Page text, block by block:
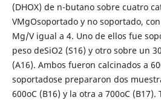
(DHOX) de n-butano sobre cuatro
VMgOsoportado y no soportado,
Mg/V igual a 4. Uno de ellos fue
peso deSiO2 (S16) y otro sobre un
(A16). Ambos fueron calcinados a
soportadose prepararon dos
600oC (B16) y la otra a 700oC